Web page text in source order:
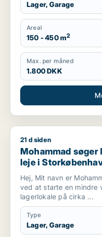
Lager, Garage
Areal
150 - 450 m2
Max. per måned
1.800 DKK
Mohammad søger lager
21 d siden
Mohammad søger
leje i
Hej, Mit navn er Mohammad Abyaan Rehman. Jeg er
ved at starte en mindre
lagerlokale på cirka ...
Type
Lager, Garage